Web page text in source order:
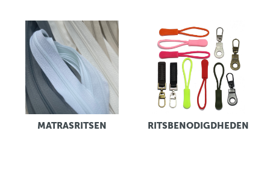
MATRASRITSEN RITSBENODIGDHEDEN